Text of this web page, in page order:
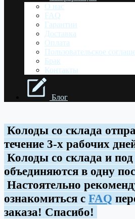
О нас
FAQ
Гарантии
Доставка
Оплата
Пользовательское
Брак
Контакты
Блог
Колоды со склада
течение 3-х рабочих
Колоды со склада и под
объединяются в одну
Настоятельно
ознакомиться с FAQ
заказа! Спасибо!